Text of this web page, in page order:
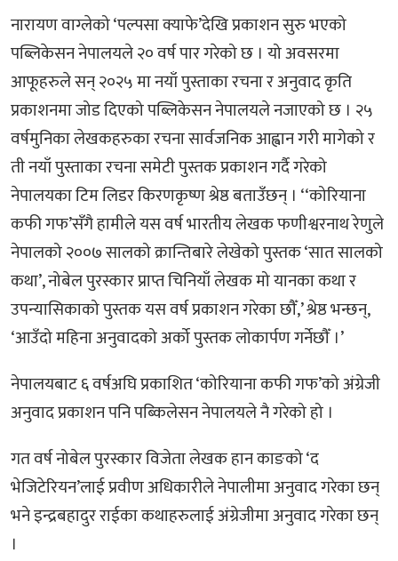
नारायण वाग्लेको ‘पल्पसा क्याफे’देखि प्रकाशन सुरु भएको
पब्लिकेसन नेपालयले २० वर्ष पार गरेको छ । यो अवसरमा
आफूहरुले सन् २०२५ मा नयाँ पुस्ताका रचना र अनुवाद कृति
प्रकाशनमा जोड दिएको पब्लिकेसन नेपालयले नजाएको छ । २५
वर्षमुनिका लेखकहरुका रचना सार्वजनिक आह्वान गरी मागेको र
ती नयाँ पुस्ताका रचना समेटी पुस्तक प्रकाशन गर्दै गरेको
नेपालयका टिम लिडर किरणकृष्ण श्रेष्ठ बताउँछन् । ‘‘कोरियाना
कफी गफ’सँगै हामीले यस वर्ष भारतीय लेखक फणीश्वरनाथ रेणुले
नेपालको २००७ सालको क्रान्तिबारे लेखेको पुस्तक ‘सात सालको
कथा’, नोबेल पुरस्कार प्राप्त चिनियाँ लेखक मो यानका कथा र
उपन्यासिकाको पुस्तक यस वर्ष प्रकाशन गरेका छौँ,’ श्रेष्ठ भन्छन्,
‘आउँदो महिना अनुवादको अर्को पुस्तक लोकार्पण गर्नेछौँ ।’
नेपालयबाट ६ वर्षअघि प्रकाशित ‘कोरियाना कफी गफ’को अंग्रेजी
अनुवाद प्रकाशन पनि पब्किलेसन नेपालयले नै गरेको हो ।
गत वर्ष नोबेल पुरस्कार विजेता लेखक हान काङको ‘द
भेजिटेरियन’लाई प्रवीण अधिकारीले नेपालीमा अनुवाद गरेका छन्
भने इन्द्रबहादुर राईका कथाहरुलाई अंग्रेजीमा अनुवाद गरेका छन्
।